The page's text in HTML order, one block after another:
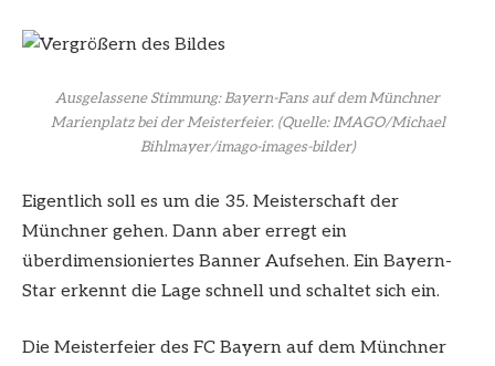
Ausgelassene Stimmung: Bayern-Fans auf dem Münchner
Marienplatz bei der Meisterfeier.(Quelle: IMAGO/Michael
Bihlmayer/imago-images-bilder)
Eigentlich soll es um die 35. Meisterschaft der
Münchner gehen. Dann aber erregt ein
überdimensioniertes Banner Aufsehen. Ein Bayern-
Star erkennt die Lage schnell und schaltet sich ein.
Die Meisterfeier des FC Bayern auf dem Münchner